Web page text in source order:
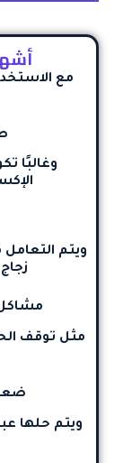
مع
وغالبًا
ويتم
مشاكل
مثل توقف
ويتم حلها